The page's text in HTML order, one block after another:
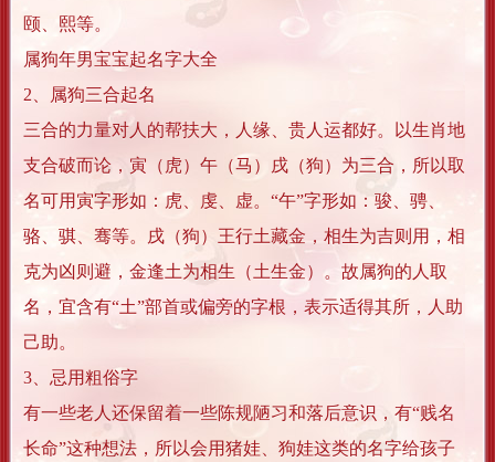
颐、熙等。
属狗年男宝宝起名字大全
2、属狗三合起名
三合的力量对人的帮扶大，人缘、贵人运都好。以生肖地
支合破而论，寅（虎）午（马）戌（狗）为三合，所以取
名可用寅字形如：虎、虔、虚。“午”字形如：骏、骋、
骆、骐、骞等。戌（狗）王行土藏金，相生为吉则用，相
克为凶则避，金逢土为相生（土生金）。故属狗的人取
名，宜含有“土”部首或偏旁的字根，表示适得其所，人助
己助。
3、忌用粗俗字
有一些老人还保留着一些陈规陋习和落后意识，有“贱名
长命”这种想法，所以会用猪娃、狗娃这类的名字给孩子